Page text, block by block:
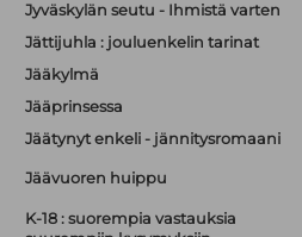
Jyväskylän seutu - Ihmistä varten
Jättijuhla : jouluenkelin tarinat
Jääkylmä
Jääprinsessa
Jäätynyt enkeli - jännitysromaani
Jäävuoren huippu
K-18 : suorempia vastauksia